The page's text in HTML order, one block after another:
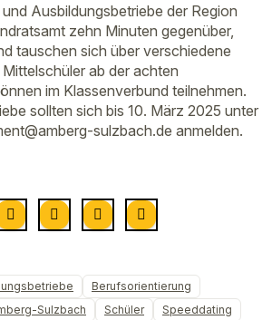
Ausbildungsbetriebe der Region
zehn Minuten gegenüber,
tauschen sich über verschiedene
ab der achten
im Klassenverbund teilnehmen.
sollten sich bis 10. März 2025 unter
sulzbach.de anmelden.
Berufsorientierung
Sulzbach
Schüler Speeddating